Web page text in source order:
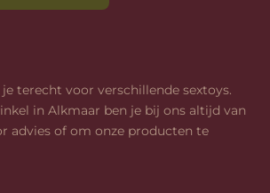
terecht voor verschillende sextoys.
in Alkmaar ben je bij ons altijd van
advies of om onze producten te